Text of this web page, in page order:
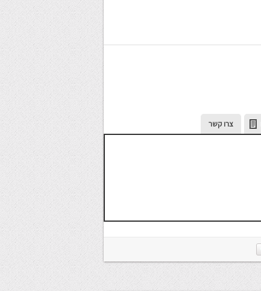
צרו קשר